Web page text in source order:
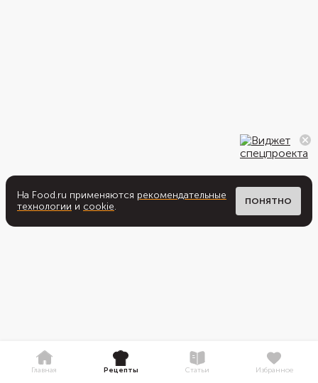
На Food.ru применяются рекомендательные
технологии и cookie. ПОНЯТНО
Главная Рецепты Статьи Избранное